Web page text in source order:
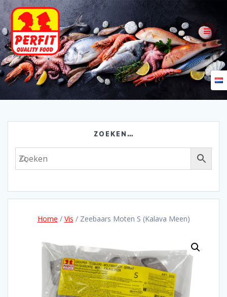
Skip
to
content
ZOEKEN…
Home / Vis / Zeebaars Moten S (Kalava Meen)